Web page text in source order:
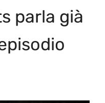
parla già